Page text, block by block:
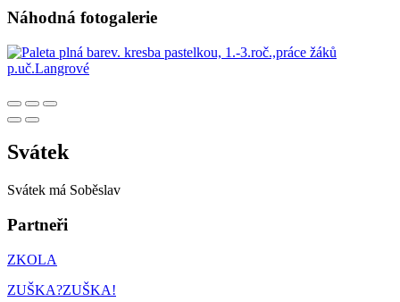
Náhodná fotogalerie
Svátek
Svátek má Soběslav
Partneři
ZKOLA
ZUŠKA?ZUŠKA!